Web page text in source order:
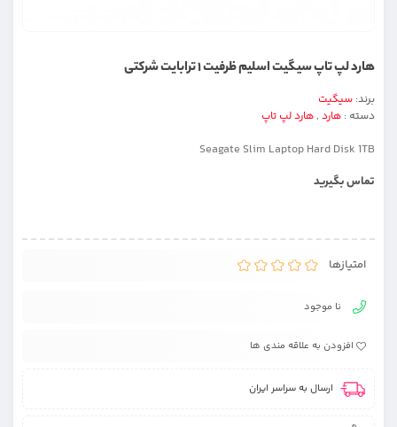
هارد لپ تاپ سیگیت اسلیم ظرفیت ۱ ترابایت شرکتی
برند: سیگیت
دسته : هارد ,هارد لپ تاپ
Seagate Slim Laptop Hard Disk 1TB
تماس بگیرید
امتیازها
نا موجود
افزودن به علاقه مندی ها
ارسال به سراسر ایران